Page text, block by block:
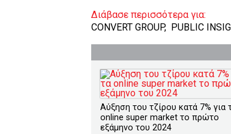
Διάβασε περισσότερα για:
CONVERT GROUP, PUBLIC
Αύξηση του τζίρου κατά 7% για
οnline super market το πρώτο
εξάμηνο του 2024